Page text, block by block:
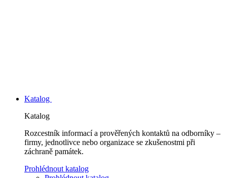
Katalog
Katalog
Rozcestník informací a prověřených kontaktů na odborníky –
firmy, jednotlivce nebo organizace se zkušenostmi při
záchraně památek.
Prohlédnout katalog